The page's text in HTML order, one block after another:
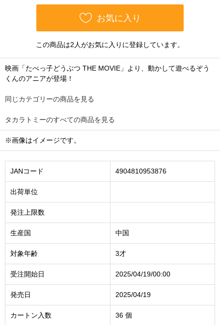
お気に入り
この商品は2人がお気に入りに登録しています。
映画「たべっ子どうぶつ THE MOVIE」より、動かして遊べるぞう
くんのアニアが登場！
同じカテゴリーの商品を見る
タカラトミーのすべての商品を見る
※画像はイメージです。
JANコード 4904810953876
出荷単位
発注上限数
生産国 中国
対象年齢 3才
受注開始日 2025/04/19/00:00
発売日 2025/04/19
カートン入数 36 個